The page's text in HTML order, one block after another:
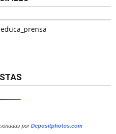
por Depositphotos.com